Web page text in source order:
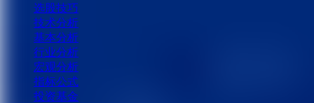
选股技巧
技术分析
基本分析
行业分析
宏观分析
指标公式
投资基金